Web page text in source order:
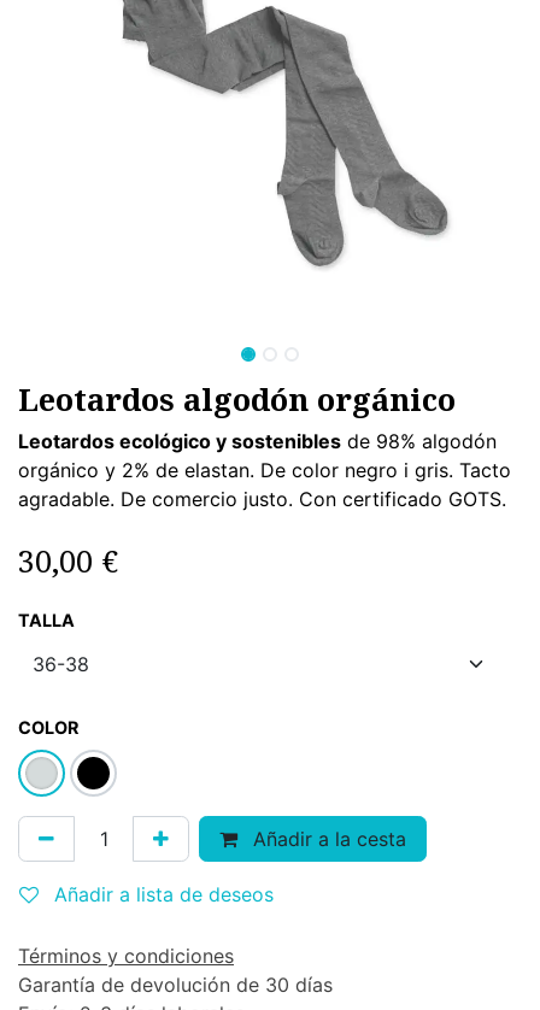
Leotardos algodón orgánico
Leotardos ecológico y sostenibles de 98% algodón
orgánico y 2% de elastan. De color negro i gris. Tacto
agradable. De comercio justo. Con certificado GOTS.
30,00 €
TALLA
COLOR
Añadir a la cesta
Añadir a lista de deseos
Términos y condiciones
Garantía de devolución de 30 días